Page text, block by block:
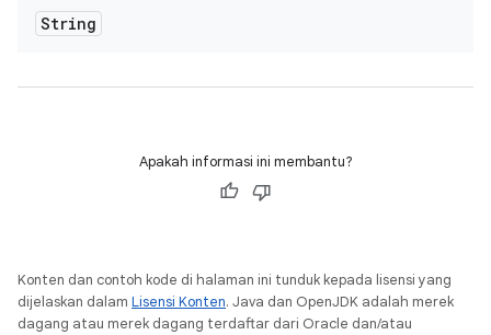
String
Apakah informasi ini membantu?
Konten dan contoh kode di halaman ini tunduk kepada lisensi yang
dijelaskan dalam Lisensi Konten. Java dan OpenJDK adalah merek
dagang atau merek dagang terdaftar dari Oracle dan/atau